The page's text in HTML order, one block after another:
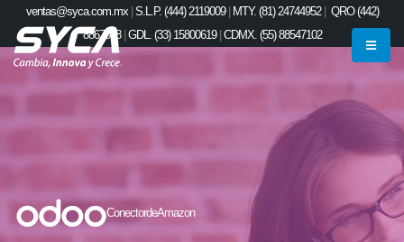
ventas@syca.com.mx| S.L.P. (444) 2119009| MTY. (81) 24744952| QRO (442)
8867048| GDL. (33) 15800619| CDMX. (55) 88547102
ConectordeAmazon